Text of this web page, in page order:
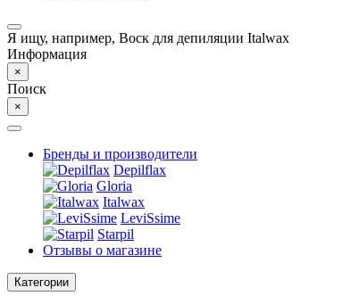
Я ищу, например, Воск для депиляции Italwax
Информация
×
Поиск
×
Бренды и производители
Depilflax
Gloria
Italwax
LeviSsime
Starpil
Отзывы о магазине
Категории